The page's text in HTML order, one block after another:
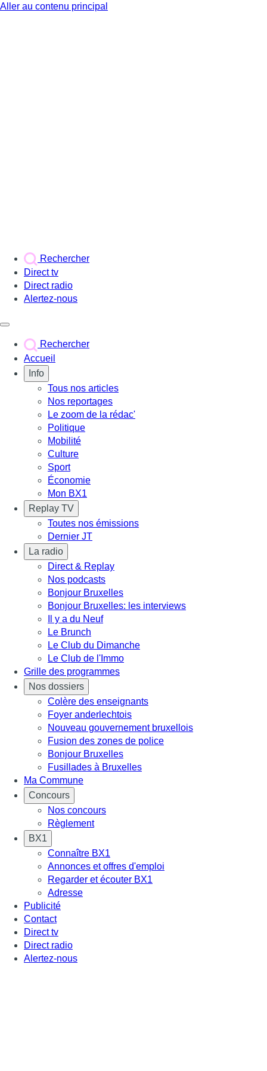
Aller au contenu principal
Rechercher
Direct tv
Direct radio
Alertez-nous
Rechercher
Accueil
Info
Tous nos articles
Nos reportages
Le zoom de la rédac'
Politique
Mobilité
Culture
Sport
Économie
Mon BX1
Replay TV
Toutes nos émissions
Dernier JT
La radio
Direct & Replay
Nos podcasts
Bonjour Bruxelles
Bonjour Bruxelles: les interviews
Il y a du Neuf
Le Brunch
Le Club du Dimanche
Le Club de l'Immo
Grille des programmes
Nos dossiers
Colère des enseignants
Foyer anderlechtois
Nouveau gouvernement bruxellois
Fusion des zones de police
Bonjour Bruxelles
Fusillades à Bruxelles
Ma Commune
Concours
Nos concours
Règlement
BX1
Connaître BX1
Annonces et offres d'emploi
Regarder et écouter BX1
Adresse
Publicité
Contact
Direct tv
Direct radio
Alertez-nous